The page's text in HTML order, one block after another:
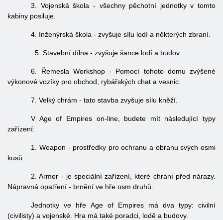
3. Vojenská škola - všechny pěchotní jednotky v tomto
kabiny posiluje.
4. Inženýrská škola - zvyšuje sílu lodí a některých zbraní.
. 5. Stavební dílna - zvyšuje šance lodí a budov.
6. Řemesla Workshop - Pomocí tohoto domu zvýšené
výkonové vozíky pro obchod, rybářských chat a vesnic.
7. Velký chrám - tato stavba zvyšuje sílu kněží.
V Age of Empires on-line, budete mít následující typy
zařízení:
1. Weapon - prostředky pro ochranu a obranu svých osmi
kusů.
2. Armor - je speciální zařízení, které chrání před nárazy.
Nápravná opatření - brnění ve hře osm druhů.
Jednotky ve hře Age of Empires má dva typy: civilní
(civilisty) a vojenské. Hra má také poradci, lodě a budovy.